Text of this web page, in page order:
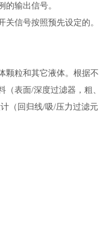
的输出信号。
信号按照预先设定的。
颗粒和其它液体。根据不
（表面/深度过滤器，粗、
（回归线/吸/压力过滤元